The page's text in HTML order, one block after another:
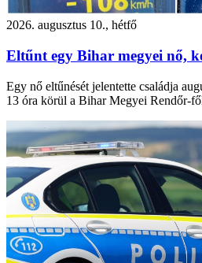
2026. augusztus 10., hétfő
Eltűnt egy Bihar megyei nő,
Egy nő eltűnését jelentette családja
13 óra körül a Bihar Megyei Rendőr-